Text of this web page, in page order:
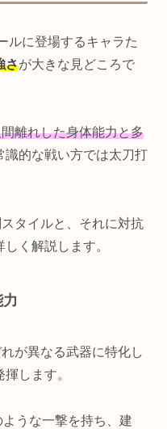
ルに登場するキャラた
さが大きな見どころで
離れした身体能力と多
識的な戦い方では太刀打
タイルと、それに対抗
く解説します。
が異なる武器に特化し
揮します。
うな一撃を持ち、建